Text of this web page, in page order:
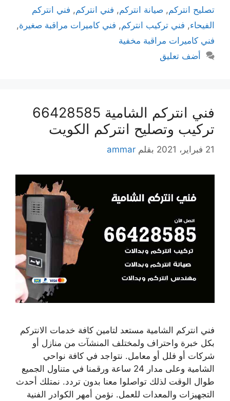
تصليح انتركم, صيانة انتركم, فني انتركم, فني انتركم
الفيحاء, فني تركيب انتركم, فني كاميرات مراقبة صغيرة,
فني كاميرات مراقبة مخفية
أضف تعليق
فني انتركم الشامية 66428585
تركيب وتصليح انتركم الكويت
21 فبراير، 2021 بقلم ammar
فني انتركم الشامية مستعد لتامين كافة خدمات الانتركم
بكل خبرة واحتراف ولمختلف المنشآت من منازل أو
شركات أو فلل أو معامل. نتواجد في كافة نواحي
الشامية وعلى مدار 24 ساعة ورقمنا في متناول الجميع
طوال الوقت لذلك تواصلوا معنا بدون تردد. نمتلك أحدث
التجهيزات والمعدات للعمل. نؤمن أمهر الكوادر الفنية